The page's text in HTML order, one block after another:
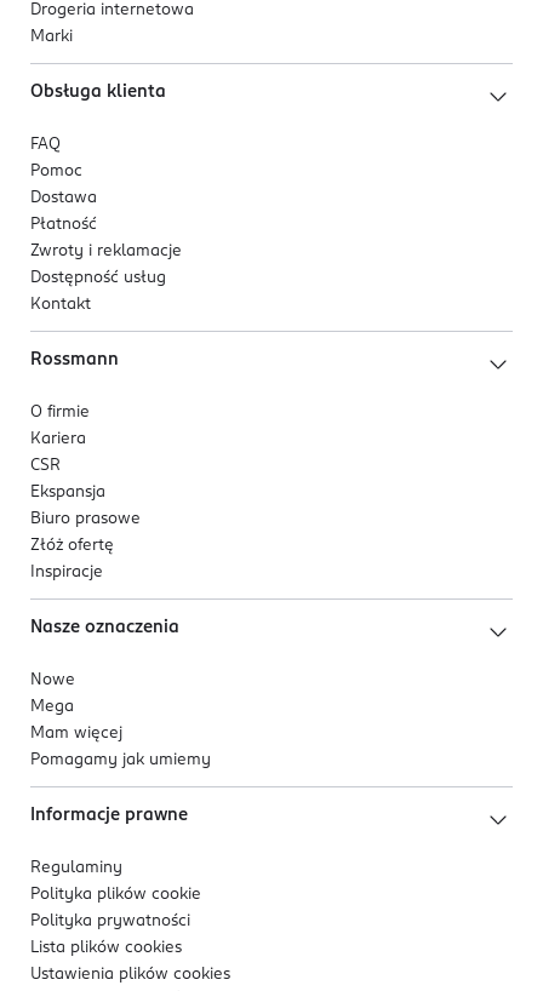
Drogeria internetowa
Marki
Obsługa klienta
FAQ
Pomoc
Dostawa
Płatność
Zwroty i reklamacje
Dostępność usług
Kontakt
Rossmann
O firmie
Kariera
CSR
Ekspansja
Biuro prasowe
Złóż ofertę
Inspiracje
Nasze oznaczenia
Nowe
Mega
Mam więcej
Pomagamy jak umiemy
Informacje prawne
Regulaminy
Polityka plików cookie
Polityka prywatności
Lista plików cookies
Ustawienia plików cookies